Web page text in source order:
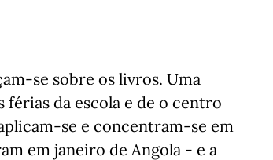
se sobre os livros. Uma
férias da escola e de o centro
se e concentram-se em
em janeiro de Angola - e a